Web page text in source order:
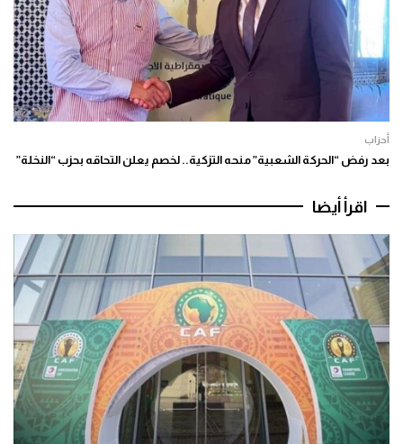
أحزاب
بعد رفض “الحركة الشعبية” منحه التزكية.. لخصم يعلن التحاقه بحزب “النخلة”
اقرأ أيضا